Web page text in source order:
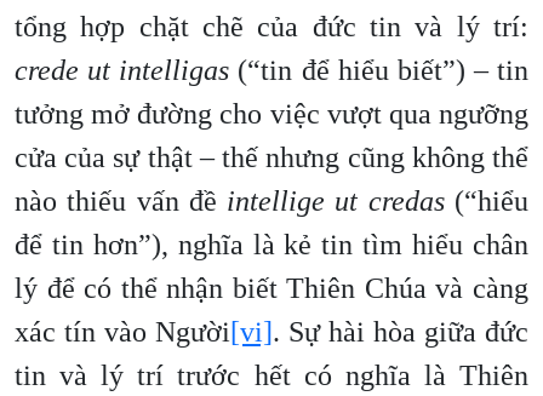
tổng hợp chặt chẽ của đức tin và lý trí:
crede ut intelligas (“tin để hiểu biết”) – tin
tưởng mở đường cho việc vượt qua ngưỡng
cửa của sự thật – thế nhưng cũng không thể
nào thiếu vấn đề intellige ut credas(“hiểu
để tin hơn”), nghĩa là kẻ tin tìm hiểu chân
lý để có thể nhận biết Thiên Chúa và càng
xác tín vào Người[vi]. Sự hài hòa giữa đức
tin và lý trí trước hết có nghĩa là Thiên